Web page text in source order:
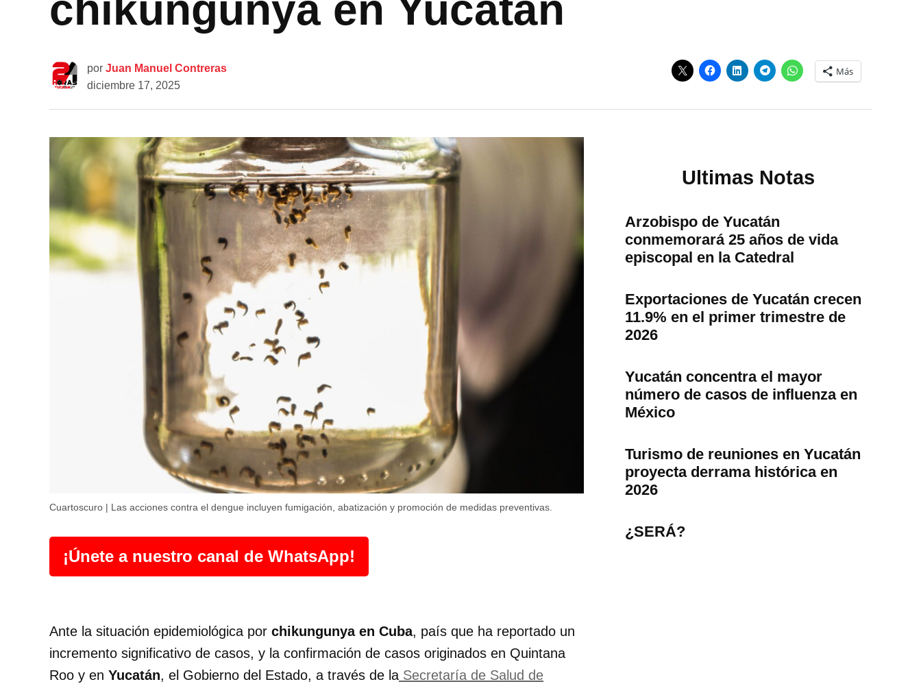
por Juan Manuel Contreras
diciembre 17, 2025
Más
Cuartoscuro | Las acciones contra el dengue incluyen fumigación, abatización y promoción de medidas preventivas.
¡Únete a nuestro canal de WhatsApp!
Ante la situación epidemiológica por chikungunya en Cuba, país que ha reportado un
incremento significativo de casos, y la confirmación de casos originados en Quintana
Roo y en Yucatán, el Gobierno del Estado, a través de la Secretaría de Salud de
Ultimas Notas
Arzobispo de Yucatán
conmemorará 25 años de vida
episcopal en la Catedral
Exportaciones de Yucatán crecen
11.9% en el primer trimestre de
2026
Yucatán concentra el mayor
número de casos de influenza en
México
Turismo de reuniones en Yucatán
proyecta derrama histórica en
2026
¿SERÁ?